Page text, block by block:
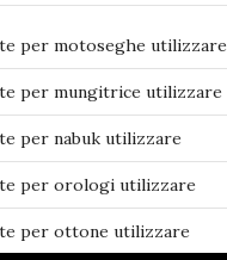
per motoseghe​ utilizzare
per mungitrice​ utilizzare
per nabuk​ utilizzare
per orologi​ utilizzare
per ottone​ utilizzare